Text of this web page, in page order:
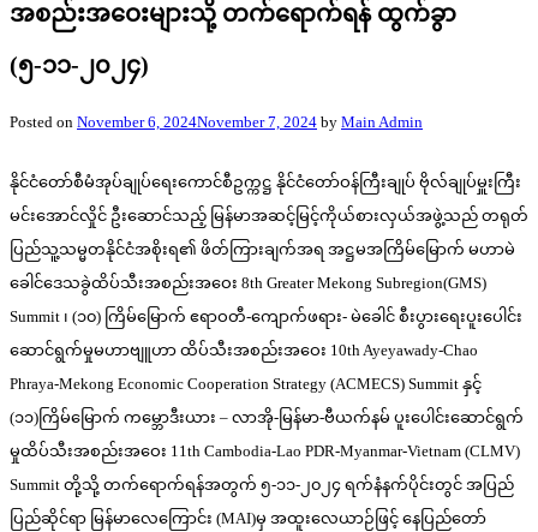
အစည်းအဝေးများသို့ တက်ရောက်ရန် ထွက်ခွာ
(၅-၁၁-၂၀၂၄)
Posted on November 6, 2024November 7, 2024 by Main Admin
နိုင်ငံတော်စီမံအုပ်ချုပ်ရေးကောင်စီဥက္ကဋ္ဌ နိုင်ငံတော်ဝန်ကြီးချုပ် ဗိုလ်ချုပ်မှူးကြီး
မင်းအောင်လှိုင် ဦးဆောင်သည့် မြန်မာအဆင့်မြင့်ကိုယ်စားလှယ်အဖွဲ့သည် တရုတ်
ပြည်သူ့သမ္မတနိုင်ငံအစိုးရ၏ ဖိတ်ကြားချက်အရ အဋ္ဌမအကြိမ်မြောက် မဟာမဲ
ခေါင်ဒေသခွဲထိပ်သီးအစည်းအဝေး 8th Greater Mekong Subregion(GMS)
Summit ၊ (၁၀) ကြိမ်မြောက် ဧရာဝတီ-ကျောက်ဖရား- မဲခေါင် စီးပွားရေးပူးပေါင်း
ဆောင်ရွက်မှုမဟာဗျူဟာ ထိပ်သီးအစည်းအဝေး 10th Ayeyawady-Chao
Phraya-Mekong Economic Cooperation Strategy (ACMECS) Summit နှင့်
(၁၁)ကြိမ်မြောက် ကမ္ဘောဒီးယား – လာအို-မြန်မာ-ဗီယက်နမ် ပူးပေါင်းဆောင်ရွက်
မှုထိပ်သီးအစည်းအဝေး 11th Cambodia-Lao PDR-Myanmar-Vietnam (CLMV)
Summit တို့သို့ တက်ရောက်ရန်အတွက် ၅-၁၁-၂၀၂၄ ရက်နံနက်ပိုင်းတွင် အပြည်
ပြည်ဆိုင်ရာ မြန်မာလေကြောင်း (MAI)မှ အထူးလေယာဉ်ဖြင့် နေပြည်တော်